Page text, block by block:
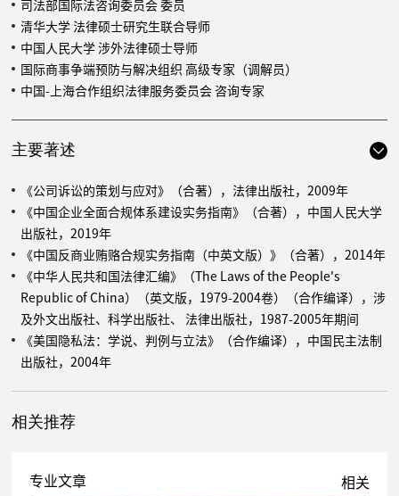
纷，涉及私募基金、增资扩股、合伙企业纠纷等系列问题，涉及的基
金金额约200亿元人民币
代表全球能源领域某大型上市公司控股股东，处理该集团公司股东会
决议与股权转让协议效力纠纷，就诉讼程序涉及的信息披露、行政监
争议标的额约80亿元人民币
案提供法律服务，本案涉及总金额逾30亿元人民币债券发行纠纷事
宜，并就案件所涉的上市公司信息披露、媒体舆论与行政监管风险防
控提供全程法律服务
为山东某企业集团及其子公司，就其所涉的私募基金、信托、公司债
券、银行间交易商协会融资工具等投融资系列纠纷提供综合性法律服
务，涉案标的额约20余亿元人民币
代表中石化福建公司处理在福建高院（一审）、最高人民法院第三巡
回法庭（二审）循环贸易纠纷，涉案标的额10亿元人民币
代表珠海金邦达公司处理其与合资方法国金邦达集团（Goldpac
地合作方之间的合资公司控制权纠纷系列案件
中国注册并销售某药品的系列争议
司法部国际法咨询委员会 委员
清华大学 法律硕士研究生联合导师
中国人民大学 涉外法律硕士导师
国际商事争端预防与解决组织 高级专家（调解员）
中国-上海合作组织法律服务委员会 咨询专家
主要著述
《公司诉讼的策划与应对》（合著），法律出版社，2009年
《中国企业全面合规体系建设实务指南》（合著），中国人民大学
出版社，2019年
《中国反商业贿赂合规实务指南（中英文版）》（合著），2014年
《中华人民共和国法律汇编》（The Laws of the People's
Republic of China）（英文版，1979-2004卷）（合作编译），涉
及外文出版社、科学出版社、 法律出版社，1987-2005年期间
《美国隐私法：学说、判例与立法》（合作编译），中国民主法制
出版社，2004年
相关推荐
专业文章 相关